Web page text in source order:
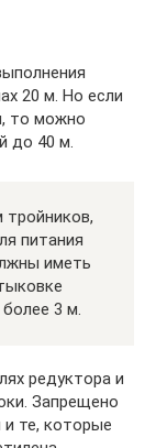
20 м. Но если
то можно
до 40 м.
тройников,
питания
иметь
3 м.
редуктора и
Запрещено
те, которые